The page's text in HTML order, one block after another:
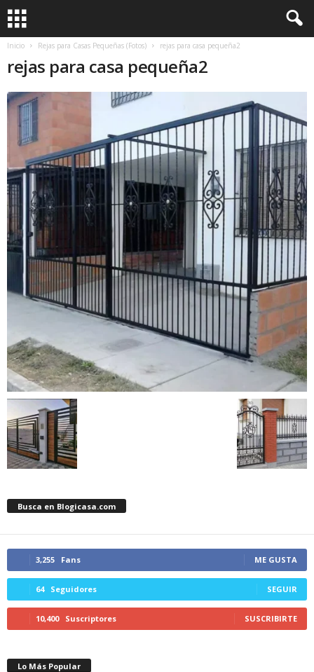
Inicio Rejas para Casas Pequeñas (Fotos) rejas para casa pequeña2
rejas para casa pequeña2
Busca en Blogicasa.com
3,255 Fans ME GUSTA
64 Seguidores SEGUIR
10,400 Suscriptores SUSCRIBIRTE
Lo Más Popular